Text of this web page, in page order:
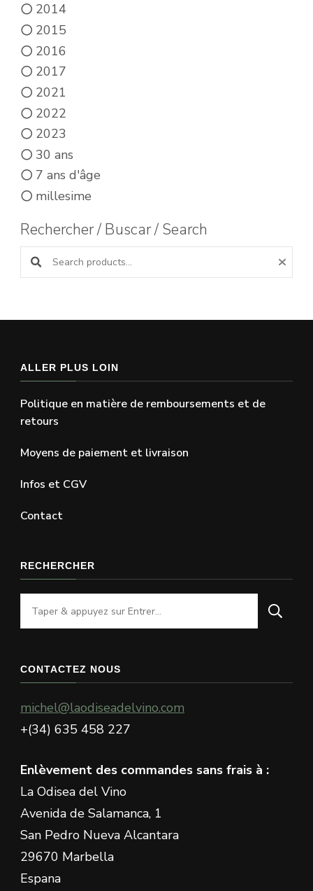
2014
2015
2016
2017
2021
2022
2023
30 ans
7 ans d'âge
millesime
Rechercher / Buscar / Search
Search products:
ALLER PLUS LOIN
Politique en matière de remboursements et de
retours
Moyens de paiement et livraison
Infos et CGV
Contact
RECHERCHER
Vous
recherchiez
chose
CONTACTEZ NOUS
michel@laodiseadelvino.com
+(34) 635 458 227
Enlèvement des commandes sans frais à :
La Odisea del Vino
Avenida de Salamanca, 1
San Pedro Nueva Alcantara
29670 Marbella
Espana